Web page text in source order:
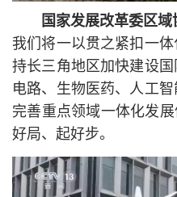
国家发展改革委区域
我们将一以贯之紧扣一
持长三角地区加快建设
电路、生物医药、人工
完善重点领域一体化发
好局、起好步。